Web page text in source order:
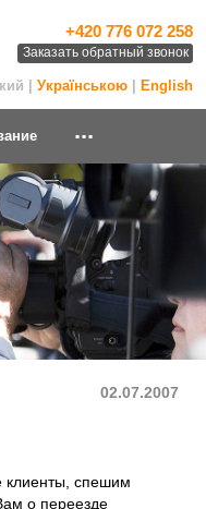
+420 776 072 258
Заказать обратный звонок
| Українською English
...
02.07.2007
спешим
о переезде